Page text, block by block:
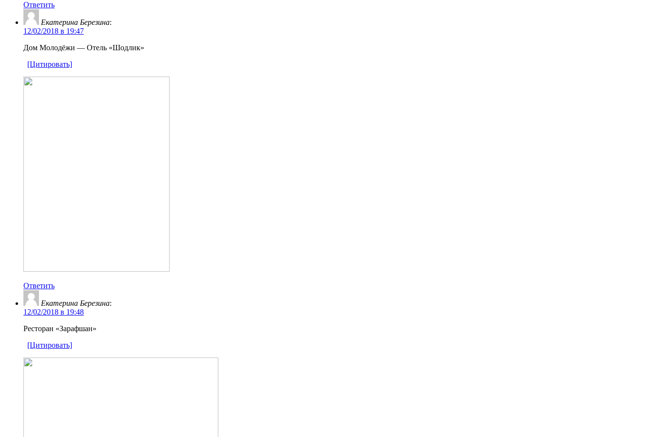
Ответить
Екатерина Березина:
12/02/2018 в 19:47
Дом Молодёжи — Отель «Шодлик»
[Цитировать]
Ответить
Екатерина Березина:
12/02/2018 в 19:48
Ресторан «Зарафшан»
[Цитировать]